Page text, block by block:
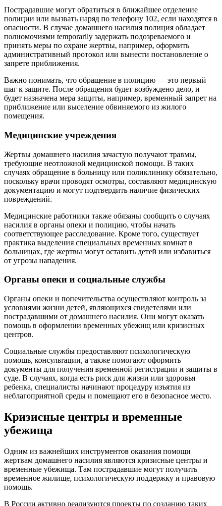
Пострадавшие могут обратиться в ближайшее отделение
полиции или вызвать наряд по телефону 102, если находятся в
опасности. В случае домашнего насилия полиция обладает
полномочиями temporarily задержать подозреваемого и
принять меры по охране жертвы, например, оформить
административный протокол или вынести постановление о
запрете приближения.
Важно понимать, что обращение в полицию — это первый
шаг к защите. После обращения будет возбуждено дело, и
будет назначена мера защиты, например, временный запрет на
приближение или выселение обвиняемого из жилого
помещения.
Медицинские учреждения
Жертвы домашнего насилия зачастую получают травмы,
требующие неотложной медицинской помощи. В таких
случаях обращение в больницу или поликлинику обязательно,
поскольку врачи проводят осмотры, составляют медицинскую
документацию и могут подтвердить наличие физических
повреждений.
Медицинские работники также обязаны сообщить о случаях
насилия в органы опеки и полицию, чтобы начать
соответствующее расследование. Кроме того, существует
практика выделения специальных временных комнат в
больницах, где жертвы могут оставить детей или избавиться
от угрозы нападения.
Органы опеки и социальные службы
Органы опеки и попечительства осуществляют контроль за
условиями жизни детей, являющихся свидетелями или
пострадавшими от домашнего насилия. Они могут оказать
помощь в оформлении временных убежищ или кризисных
центров.
Социальные службы предоставляют психологическую
помощь, консультации, а также помогают оформить
документы для получения временной регистрации и защиты в
суде. В случаях, когда есть риск для жизни или здоровья
ребенка, специалисты начинают процедуру изъятия из
неблагоприятной среды и помещают его в безопасное место.
Кризисные центры и временные
убежища
Одним из важнейших инструментов оказания помощи
жертвам домашнего насилия являются кризисные центры и
временные убежища. Там пострадавшие могут получить
временное жилище, психологическую поддержку и правовую
помощь.
В России активно реализуются проекты по созданию таких